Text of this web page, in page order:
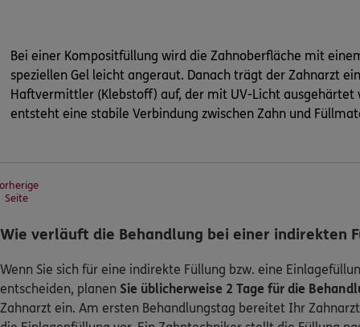
Bei einer Kompositfüllung wird die Zahnoberfläche mit
speziellen Gel leicht angeraut. Danach trägt der Zahnarzt
Haftvermittler (Klebstoff) auf, der mit UV-Licht ausgehärtet
entsteht eine stabile Verbindung zwischen Zahn und
Seite
Wie verläuft die Behandlung bei einer indirekten
Wenn Sie sich für eine indirekte Füllung bzw. eine
entscheiden, planen Sie üblicherweise 2 Tage für die
Zahnarzt ein. Am ersten Behandlungstag bereitet Ihr